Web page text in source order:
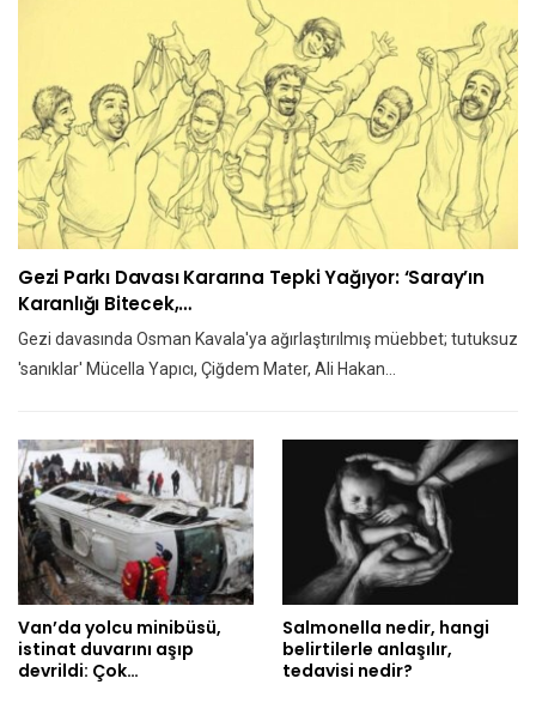
Gezi Parkı Davası Kararına Tepki Yağıyor: ‘Saray’ın
Karanlığı Bitecek,…
Gezi davasında Osman Kavala'ya ağırlaştırılmış müebbet; tutuksuz
'sanıklar' Mücella Yapıcı, Çiğdem Mater, Ali Hakan…
Van’da yolcu minibüsü,
istinat duvarını aşıp
devrildi: Çok…
Salmonella nedir, hangi
belirtilerle anlaşılır,
tedavisi nedir?